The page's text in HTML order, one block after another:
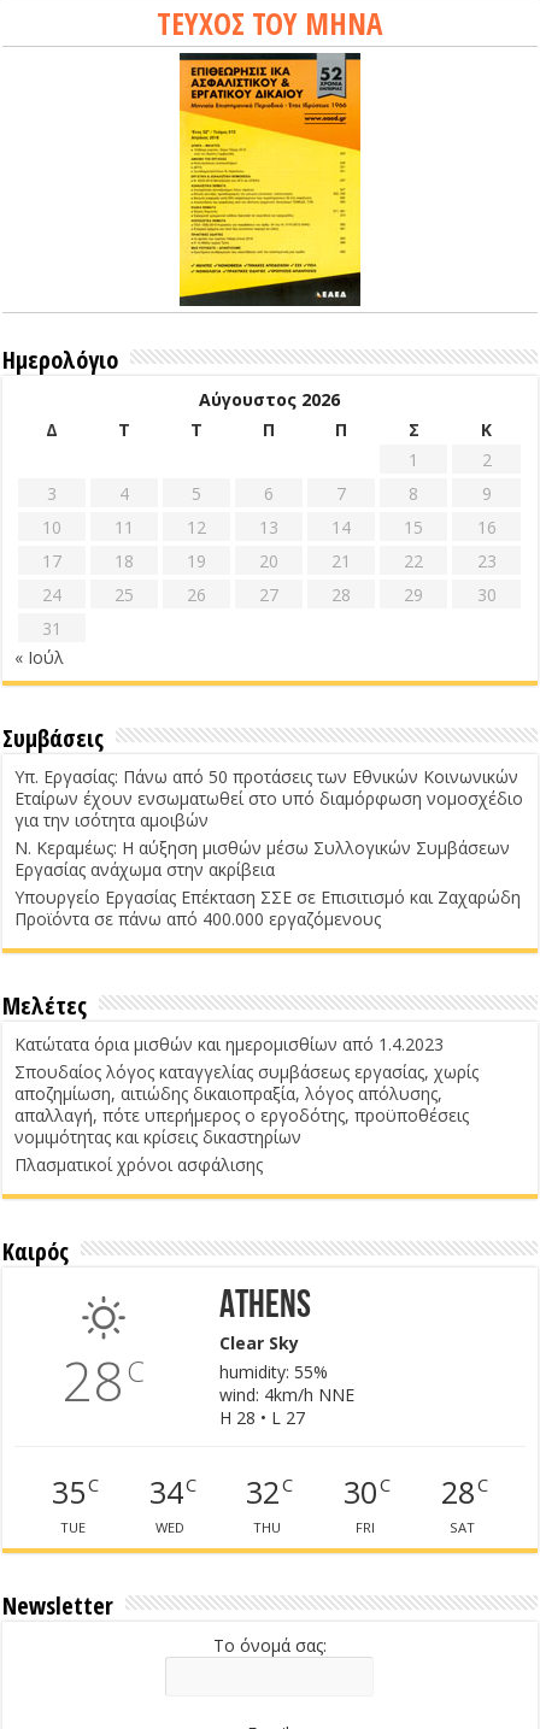
ΤΕΥΧΟΣ ΤΟΥ ΜΗΝΑ
Ημερολόγιο
Αύγουστος 2026
Δ
Τ Τ Π Π Σ
Κ
1
2
3
4 5 6 7 8
9
10
11 12 13 14 15
16
17
18 19 20 21 22
23
24
25 26 27 28 29
30
31
« Ιούλ
Συμβάσεις
Υπ. Εργασίας: Πάνω από 50 προτάσεις των Εθνικών Κοινωνικών
Εταίρων έχουν ενσωματωθεί στο υπό διαμόρφωση νομοσχέδιο
για την ισότητα αμοιβών
Ν. Κεραμέως: Η αύξηση μισθών μέσω Συλλογικών Συμβάσεων
Εργασίας ανάχωμα στην ακρίβεια
Υπουργείο Εργασίας Επέκταση ΣΣΕ σε Επισιτισμό και Ζαχαρώδη
Προϊόντα σε πάνω από 400.000 εργαζόμενους
Μελέτες
Κατώτατα όρια μισθών και ημερομισθίων από 1.4.2023
Σπουδαίος λόγος καταγγελίας συμβάσεως εργασίας, χωρίς
αποζημίωση, αιτιώδης δικαιοπραξία, λόγος απόλυσης,
απαλλαγή, πότε υπερήμερος ο εργοδότης, προϋποθέσεις
νομιμότητας και κρίσεις δικαστηρίων
Πλασματικοί χρόνοι ασφάλισης
Καιρός
28C
Athens
Clear Sky
humidity: 55%
wind: 4km/h NNE
H 28 • L 27
35C
TUE
34C
WED
32C
THU
30C
FRI
28C
SAT
Newsletter
Το όνομά σας: